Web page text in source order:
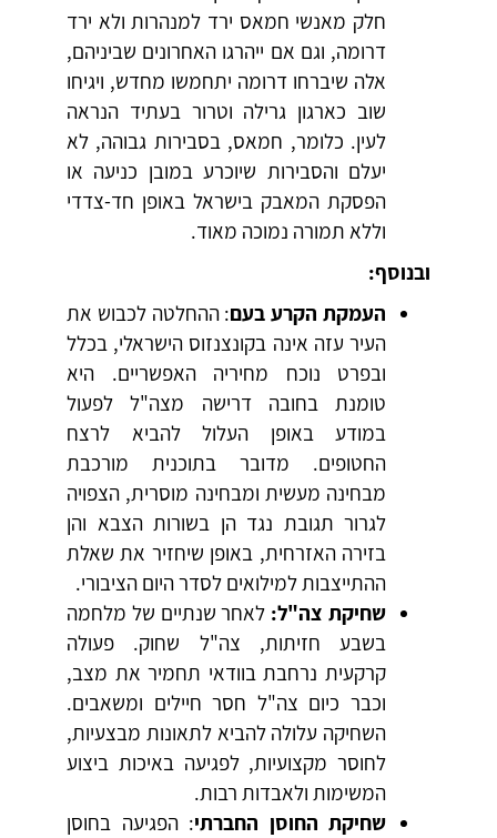
חלק מאנשי חמאס ירד למנהרות ולא ירד
דרומה, וגם אם ייהרגו האחרונים שביניהם,
אלה שיברחו דרומה יתחמשו מחדש, ויגיחו
שוב כארגון גרילה וטרור בעתיד הנראה
לעין. כלומר, חמאס, בסבירות גבוהה, לא
יעלם והסבירות שיוכרע במובן כניעה או
הפסקת המאבק בישראל באופן חד-צדדי
וללא תמורה נמוכה מאוד.
ובנוסף:
העמקת הקרע בעם: ההחלטה לכבוש את
העיר עזה אינה בקונצנזוס הישראלי, בכלל
ובפרט נוכח מחיריה האפשריים. היא
טומנת בחובה דרישה מצה"ל לפעול
במודע באופן העלול להביא לרצח
החטופים. מדובר בתוכנית מורכבת
מבחינה מעשית ומבחינה מוסרית, הצפויה
לגרור תגובת נגד הן בשורות הצבא והן
בזירה האזרחית, באופן שיחזיר את שאלת
ההתייצבות למילואים לסדר היום הציבורי.
שחיקת צה"ל: לאחר שנתיים של מלחמה
בשבע חזיתות, צה"ל שחוק. פעולה
קרקעית נרחבת בוודאי תחמיר את מצב,
וכבר כיום צה"ל חסר חיילים ומשאבים.
השחיקה עלולה להביא לתאונות מבצעיות,
לחוסר מקצועיות, לפגיעה באיכות ביצוע
המשימות ולאבדות רבות.
שחיקת החוסן החברתי: הפגיעה בחוסן